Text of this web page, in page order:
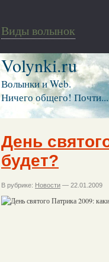
Виды волынок
Volynki.ru
Волынки и Web.
Ничего общего! Почти...
День
будет?
В рубрике: Новости — 22.01.2009